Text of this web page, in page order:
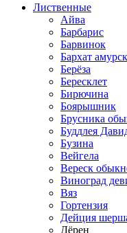
Лиственные
Айва
Барбарис
Барвинок
Бархат
Берёза
Бересклет
Бирючина
Боярышник
Брусника
Буддлея
Бузина
Вейгела
Вереск
Виноград
Вяз
Гортензия
Дейция
Дёрен